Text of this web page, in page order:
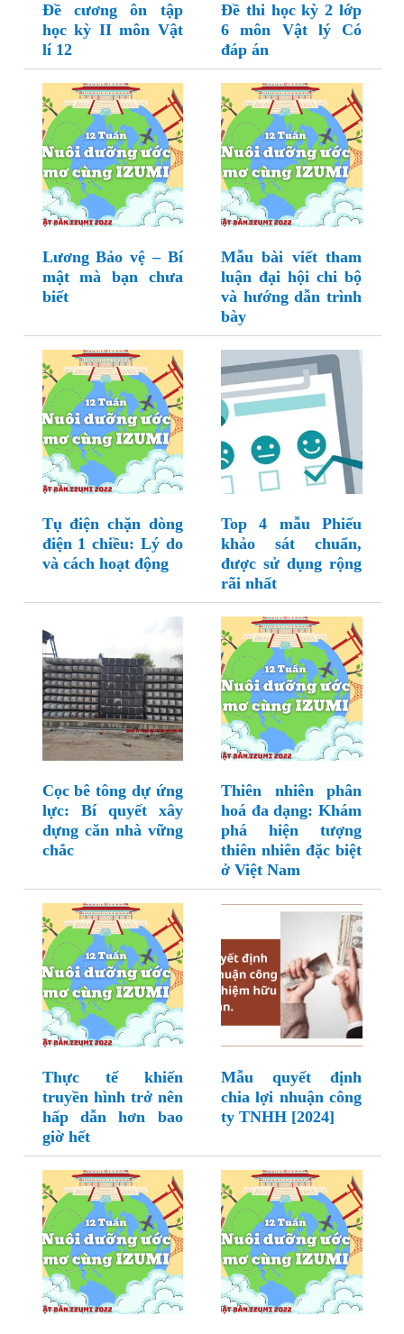
Đề cương ôn tập
học kỳ II môn Vật
lí 12
Đề thi học kỳ 2 lớp
6 môn Vật lý Có
đáp án
Lương Bảo vệ – Bí
mật mà bạn chưa
biết
Mẫu bài viết tham
luận đại hội chi bộ
và hướng dẫn trình
bày
Tụ điện chặn dòng
điện 1 chiều: Lý do
và cách hoạt động
Top 4 mẫu Phiếu
khảo sát chuẩn,
được sử dụng rộng
rãi nhất
Cọc bê tông dự ứng
lực: Bí quyết xây
dựng căn nhà vững
chắc
Thiên nhiên phân
hoá đa dạng: Khám
phá hiện tượng
thiên nhiên đặc biệt
ở Việt Nam
Thực tế khiến
truyền hình trở nên
hấp dẫn hơn bao
giờ hết
Mẫu quyết định
chia lợi nhuận công
ty TNHH [2024]